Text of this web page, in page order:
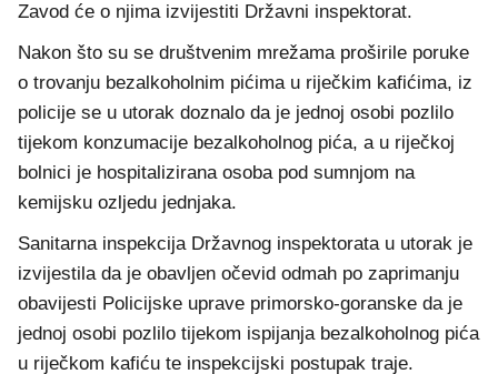
Zavod će o njima izvijestiti Državni inspektorat.
Nakon što su se društvenim mrežama proširile poruke
o trovanju bezalkoholnim pićima u riječkim kafićima, iz
policije se u utorak doznalo da je jednoj osobi pozlilo
tijekom konzumacije bezalkoholnog pića, a u riječkoj
bolnici je hospitalizirana osoba pod sumnjom na
kemijsku ozljedu jednjaka.
Sanitarna inspekcija Državnog inspektorata u utorak je
izvijestila da je obavljen očevid odmah po zaprimanju
obavijesti Policijske uprave primorsko-goranske da je
jednoj osobi pozlilo tijekom ispijanja bezalkoholnog pića
u riječkom kafiću te inspekcijski postupak traje.